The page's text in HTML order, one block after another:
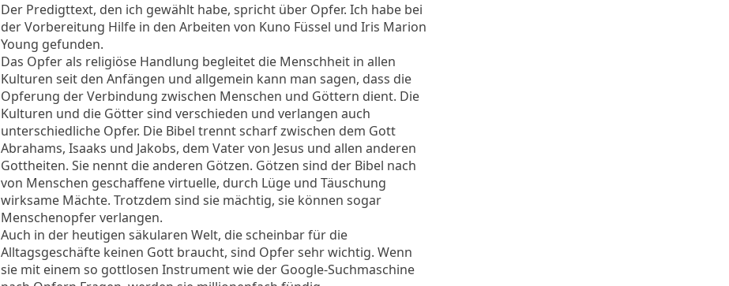
Der Predigttext, den ich gewählt habe, spricht über Opfer. Ich habe bei
der Vorbereitung Hilfe in den Arbeiten von Kuno Füssel und Iris Marion
Young gefunden.
Das Opfer als religiöse Handlung begleitet die Menschheit in allen
Kulturen seit den Anfängen und allgemein kann man sagen, dass die
Opferung der Verbindung zwischen Menschen und Göttern dient. Die
Kulturen und die Götter sind verschieden und verlangen auch
unterschiedliche Opfer. Die Bibel trennt scharf zwischen dem Gott
Abrahams, Isaaks und Jakobs, dem Vater von Jesus und allen anderen
Gottheiten. Sie nennt die anderen Götzen. Götzen sind der Bibel nach
von Menschen geschaffene virtuelle, durch Lüge und Täuschung
wirksame Mächte. Trotzdem sind sie mächtig, sie können sogar
Menschenopfer verlangen.
Auch in der heutigen säkularen Welt, die scheinbar für die
Alltagsgeschäfte keinen Gott braucht, sind Opfer sehr wichtig. Wenn
sie mit einem so gottlosen Instrument wie der Google-Suchmaschine